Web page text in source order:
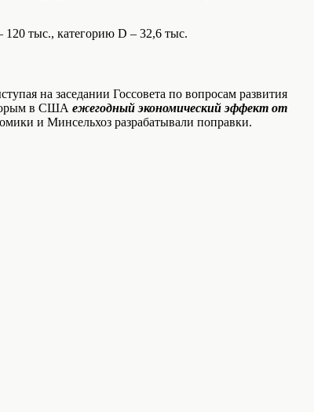
тыс., категорию D – 32,6 тыс.
на заседании Госсовета по вопросам развития
в США ежегодный экономический эффект от
и Минсельхоз разрабатывали поправки.